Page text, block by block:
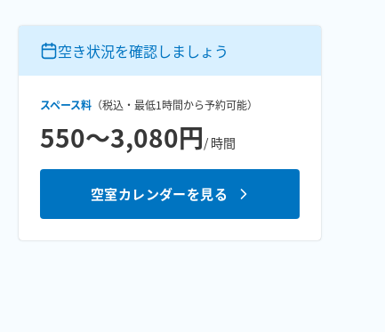
空き状況を確認しましょう
スペース料 （税込・最低1時間から予約可能）
550〜3,080円/ 時間
空室カレンダーを見る